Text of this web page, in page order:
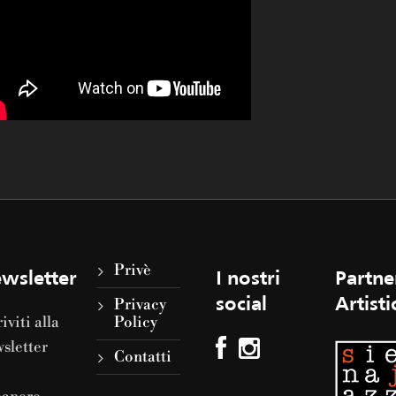
alla
Privè
Privacy
Policy
Contatti
I nostri
social